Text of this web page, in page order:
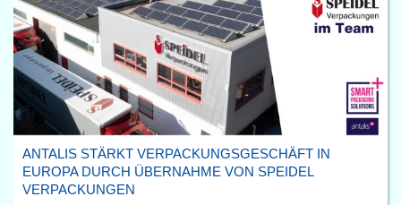
ANTALIS STÄRKT VERPACKUNGSGESCHÄFT IN
EUROPA DURCH ÜBERNAHME VON SPEIDEL
VERPACKUNGEN